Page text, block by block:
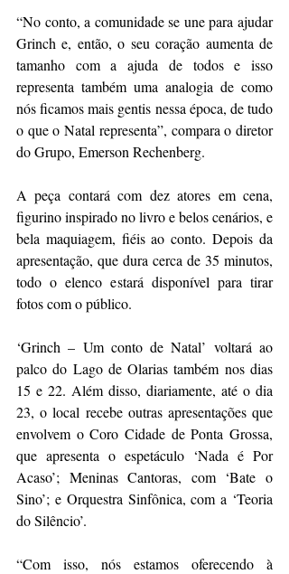
“No conto, a comunidade se une para ajudar
Grinch e, então, o seu coração aumenta de
tamanho com a ajuda de todos e isso
representa também uma analogia de como
nós ficamos mais gentis nessa época, de tudo
o que o Natal representa”, compara o diretor
do Grupo, Emerson Rechenberg.
A peça contará com dez atores em cena,
figurino inspirado no livro e belos cenários, e
bela maquiagem, fiéis ao conto. Depois da
apresentação, que dura cerca de 35 minutos,
todo o elenco estará disponível para tirar
fotos com o público.
‘Grinch – Um conto de Natal’ voltará ao
palco do Lago de Olarias também nos dias
15 e 22. Além disso, diariamente, até o dia
23, o local recebe outras apresentações que
envolvem o Coro Cidade de Ponta Grossa,
que apresenta o espetáculo ‘Nada é Por
Acaso’; Meninas Cantoras, com ‘Bate o
Sino’; e Orquestra Sinfônica, com a ‘Teoria
do Silêncio’.
“Com isso, nós estamos oferecendo à